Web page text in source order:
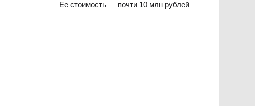
Ее стоимость — почти 10 млн рублей